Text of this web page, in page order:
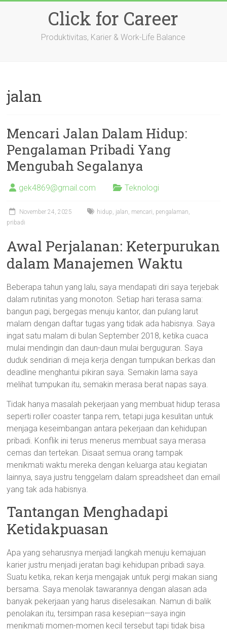
Click for Career
Produktivitas, Karier & Work-Life Balance
jalan
Mencari Jalan Dalam Hidup:
Pengalaman Pribadi Yang
Mengubah Segalanya
gek4869@gmail.com Teknologi
November 24, 2025 hidup, jalan, mencari, pengalaman,
pribadi
Awal Perjalanan: Keterpurukan
dalam Manajemen Waktu
Beberapa tahun yang lalu, saya mendapati diri saya terjebak
dalam rutinitas yang monoton. Setiap hari terasa sama:
bangun pagi, bergegas menuju kantor, dan pulang larut
malam dengan daftar tugas yang tidak ada habisnya. Saya
ingat satu malam di bulan September 2018, ketika cuaca
mulai mendingin dan daun-daun mulai berguguran. Saya
duduk sendirian di meja kerja dengan tumpukan berkas dan
deadline menghantui pikiran saya. Semakin lama saya
melihat tumpukan itu, semakin merasa berat napas saya.
Tidak hanya masalah pekerjaan yang membuat hidup terasa
seperti roller coaster tanpa rem, tetapi juga kesulitan untuk
menjaga keseimbangan antara pekerjaan dan kehidupan
pribadi. Konflik ini terus menerus membuat saya merasa
cemas dan tertekan. Disaat semua orang tampak
menikmati waktu mereka dengan keluarga atau kegiatan
lainnya, saya justru tenggelam dalam spreadsheet dan email
yang tak ada habisnya.
Tantangan Menghadapi
Ketidakpuasan
Apa yang seharusnya menjadi langkah menuju kemajuan
karier justru menjadi jeratan bagi kehidupan pribadi saya.
Suatu ketika, rekan kerja mengajak untuk pergi makan siang
bersama. Saya menolak tawarannya dengan alasan ada
banyak pekerjaan yang harus diselesaikan. Namun di balik
penolakan itu, tersimpan rasa kesepian—saya ingin
menikmati momen-momen kecil tersebut tapi tidak bisa